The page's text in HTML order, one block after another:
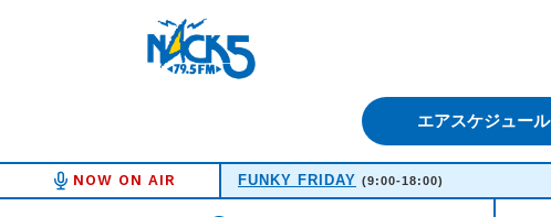
エアスケジュール
NOW ON AIR FUNKY FRIDAY (9:00-18:00)